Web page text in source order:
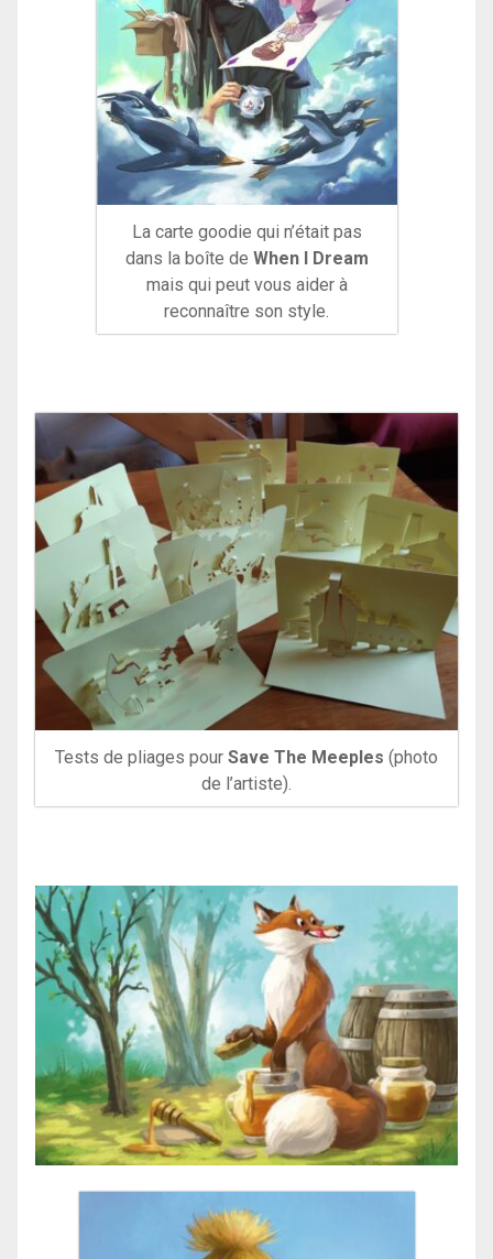
La carte goodie qui n’était pas
dans la boîte de When I Dream
mais qui peut vous aider à
reconnaître son style.
Tests de pliages pour Save The Meeples (photo
de l’artiste).